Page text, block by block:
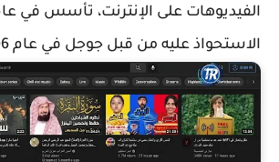
الاستحواذ عليه من قبل جوجل في عام 2006.